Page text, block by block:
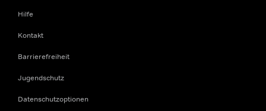
Hilfe
Kontakt
Barrierefreiheit
Jugendschutz
Datenschutzoptionen